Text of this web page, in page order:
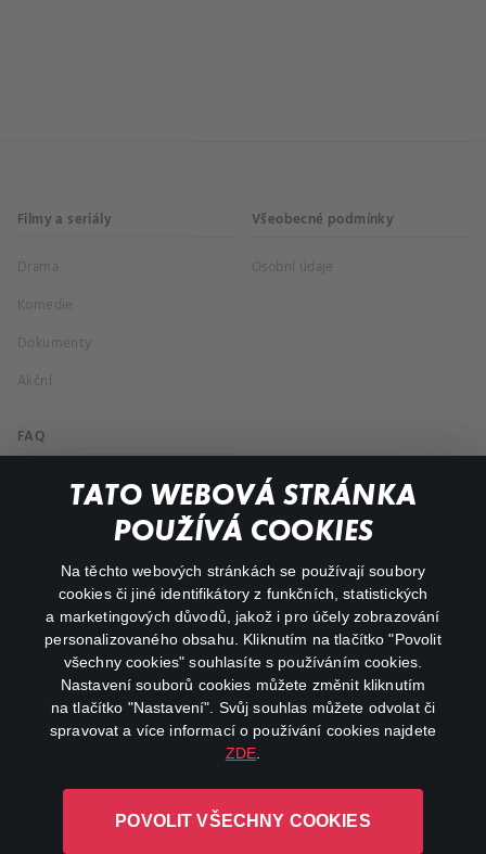
TATO WEBOVÁ STRÁNKA
POUŽÍVÁ COOKIES
Na těchto webových stránkách se používají soubory
cookies či jiné identifikátory z funkčních, statistických
a marketingových důvodů, jakož i pro účely zobrazování
personalizovaného obsahu. Kliknutím na tlačítko "Povolit
všechny cookies" souhlasíte s používáním cookies.
Nastavení souborů cookies můžete změnit kliknutím
na tlačítko "Nastavení". Svůj souhlas můžete odvolat či
spravovat a více informací o používání cookies najdete
ZDE
POVOLIT VŠECHNY COOKIES
Filmy a seriály
Drama
Komedie
Dokumenty
Akční
Všeobecné podmínky
Osobní údaje
FAQ
Můj účet
Důležité odkazy
facebookinstagram
youtube
L-1246 Luxembourg R.C.S.